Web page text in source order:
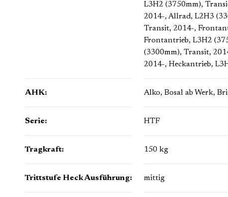
L3H2 (3750mm),
2014-, Allrad, L2H3
Transit, 2014-,
Frontantrieb, L3H2
(3300mm), Transit,
2014-, Heckantrieb,
AHK: Alko, Bosal ab Werk,
Serie: HTF
Tragkraft: 150 kg
Trittstufe Heck Ausführung: mittig